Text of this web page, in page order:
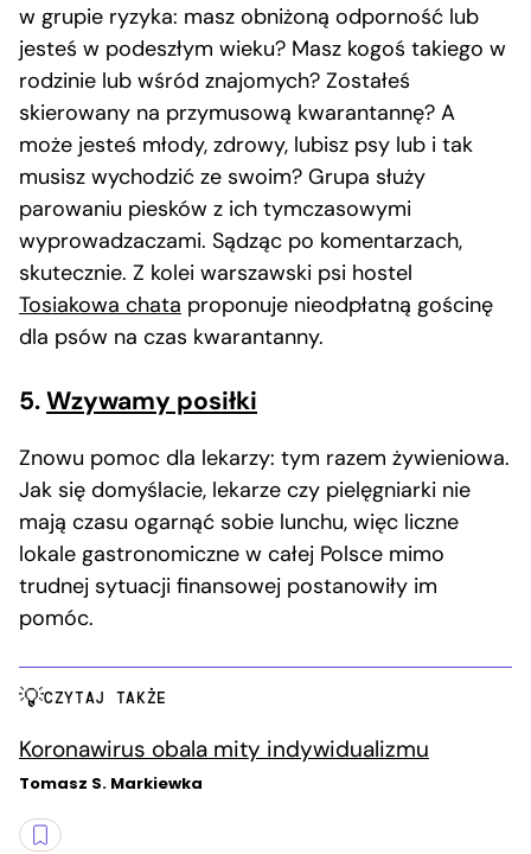
w grupie ryzyka: masz obniżoną odporność lub
jesteś w podeszłym wieku? Masz kogoś takiego w
rodzinie lub wśród znajomych? Zostałeś
skierowany na przymusową kwarantannę? A
może jesteś młody, zdrowy, lubisz psy lub i tak
musisz wychodzić ze swoim? Grupa służy
parowaniu piesków z ich tymczasowymi
wyprowadzaczami. Sądząc po komentarzach,
skutecznie. Z kolei warszawski psi hostel
Tosiakowa chata proponuje nieodpłatną gościnę
dla psów na czas kwarantanny.
5.Wzywamy posiłki
Znowu pomoc dla lekarzy: tym razem żywieniowa.
Jak się domyślacie, lekarze czy pielęgniarki nie
mają czasu ogarnąć sobie lunchu, więc liczne
lokale gastronomiczne w całej Polsce mimo
trudnej sytuacji finansowej postanowiły im
pomóc.
CZYTAJ TAKŻE
Koronawirus obala mity indywidualizmu
Tomasz S. Markiewka